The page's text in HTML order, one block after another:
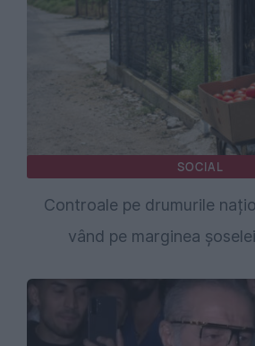
SOCIAL
Controale pe drumurile
vând pe marginea